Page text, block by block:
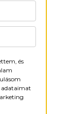
és
adataimat